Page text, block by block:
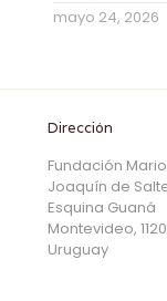
mayo 24, 2026
Dirección
Fundación
Joaquín de
Esquina Guaná
Montevideo,
Uruguay